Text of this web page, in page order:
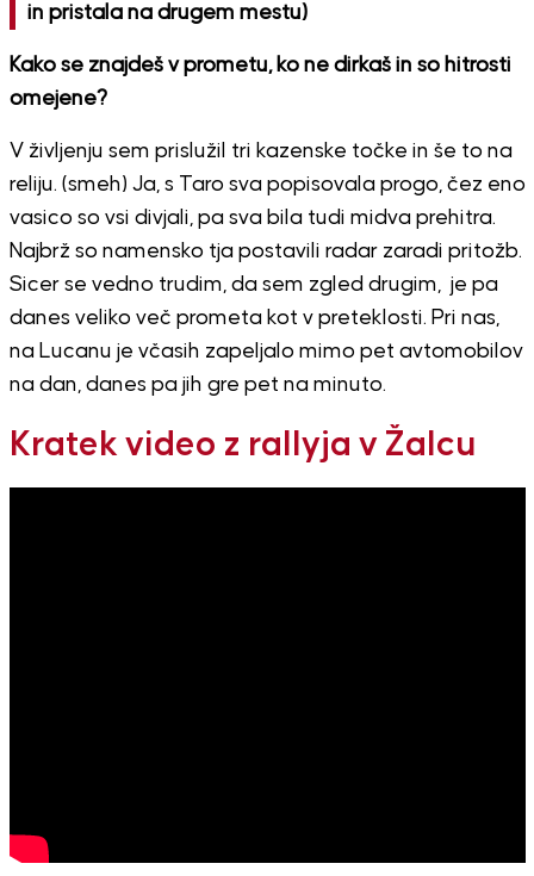
in pristala na drugem mestu)
Kako se znajdeš v prometu, ko ne dirkaš in so hitrosti
omejene?
V življenju sem prislužil tri kazenske točke in še to na
reliju. (smeh) Ja, s Taro sva popisovala progo, čez eno
vasico so vsi divjali, pa sva bila tudi midva prehitra.
Najbrž so namensko tja postavili radar zaradi pritožb.
Sicer se vedno trudim, da sem zgled drugim, je pa
danes veliko več prometa kot v preteklosti. Pri nas,
na Lucanu je včasih zapeljalo mimo pet avtomobilov
na dan, danes pa jih gre pet na minuto.
Kratek video z rallyja v Žalcu